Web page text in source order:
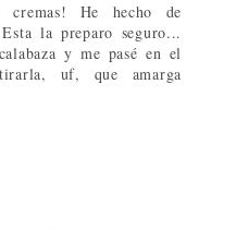
cremas! He hecho de
la preparo seguro...
y me pasé en el
uf, que amarga